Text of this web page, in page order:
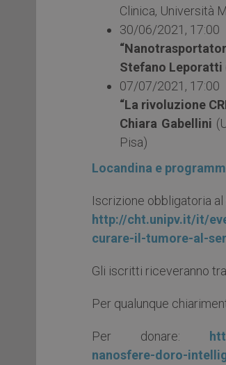
Clinica, Università
30/06/2021, 17:00
Stefano Leporatti
07/07/2021, 17:00
“La rivoluzione
Chiara Gabellini
Pisa)
Locandina e
Iscrizione obbligatoria al
http://cht.unipv.it/it/
curare-il-tumore-al-
Gli iscritti riceveranno
Per qualunque
Per donare:
nanosfere-doro-